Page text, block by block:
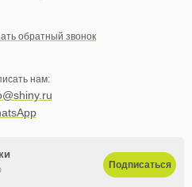
обратный звонок
нам:
Подписаться